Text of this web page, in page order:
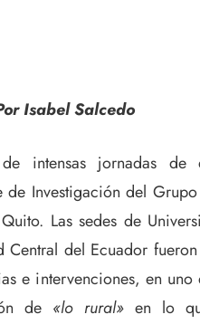
Isabel Salcedo
intensas jornadas de
de Investigación del
Las sedes de
Central del Ecuador
e intervenciones, en
de «lo rural» en lo